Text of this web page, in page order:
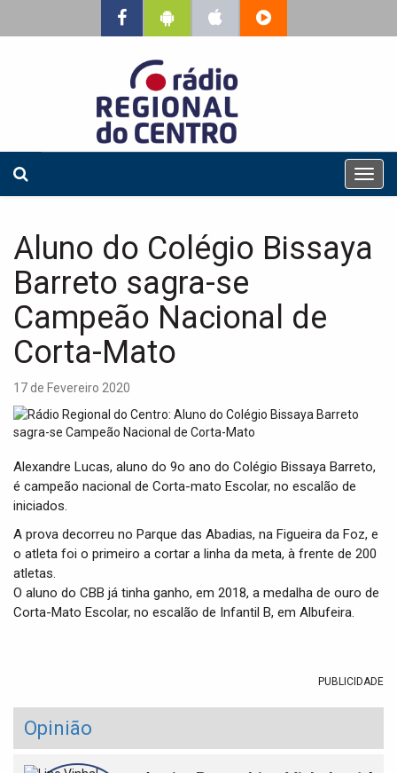
T
o
l
Aluno do Colégio Bissaya
Barreto sagra-se
Campeão Nacional de
Corta-Mato
17 de Fevereiro 2020
Alexandre Lucas, aluno do 9o ano do Colégio Bissaya Barreto,
é campeão nacional de Corta-mato Escolar, no escalão de
iniciados.
A prova decorreu no Parque das Abadias, na Figueira da Foz, e
o atleta foi o primeiro a cortar a linha da meta, à frente de 200
atletas.
O aluno do CBB já tinha ganho, em 2018, a medalha de ouro de
Corta-Mato Escolar, no escalão de Infantil B, em Albufeira.
PUBLICIDADE
Opinião